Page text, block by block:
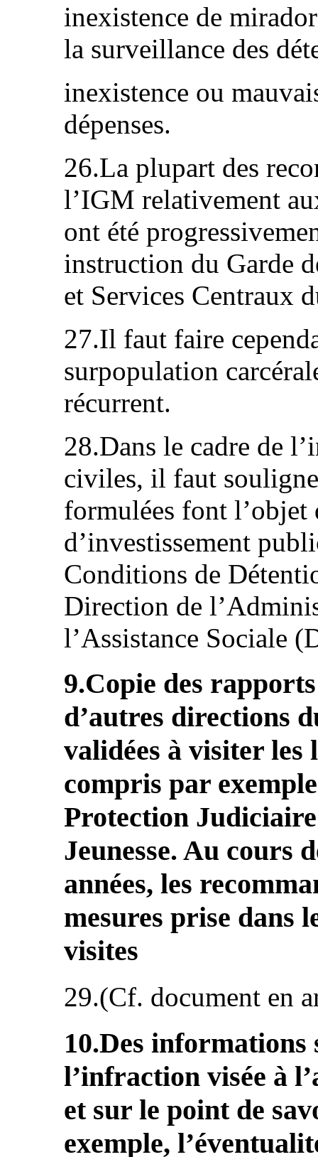
inexistence de
la surveillance des
inexistence ou
dépenses.
26.La plupart des
l’IGM relativement
ont été
instruction du Garde
et Services Centraux
27.Il faut faire
surpopulation
récurrent.
28.Dans le cadre de
civiles, il faut
formulées font
d’investissement
Conditions de
Direction de
l’Assistance Sociale
9.Copie des
d’autres directions
validées à visiter les
compris par
Protection
Jeunesse. Au cours
années, les
mesures prise dans
visites
29.(Cf. document en
10.Des informations
l’infraction visée à
et sur le point de
exemple,